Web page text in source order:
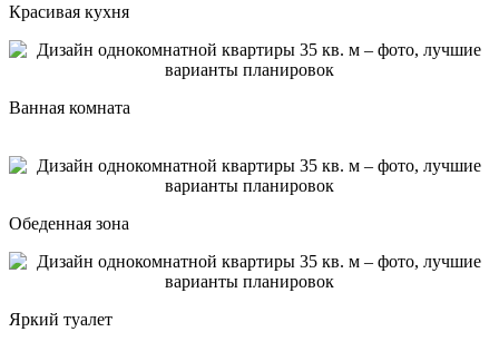
Красивая кухня
Ванная комната
Обеденная зона
Яркий туалет